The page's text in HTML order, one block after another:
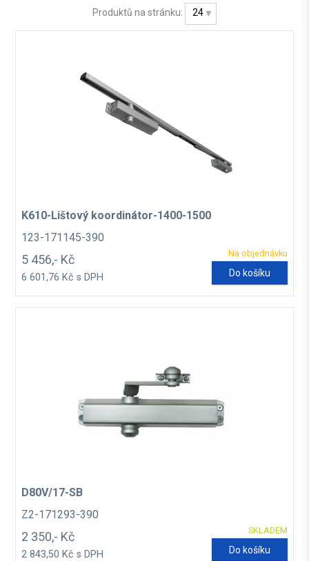
Produktů na stránku: 24
K610-Lištový koordinátor-1400-1500
123-171145-390
Na objednávku
5 456,- Kč
6 601,76 Kč s DPH Do košíku
D80V/17-SB
Z2-171293-390
SKLADEM
2 350,- Kč
2 843,50 Kč s DPH Do košíku